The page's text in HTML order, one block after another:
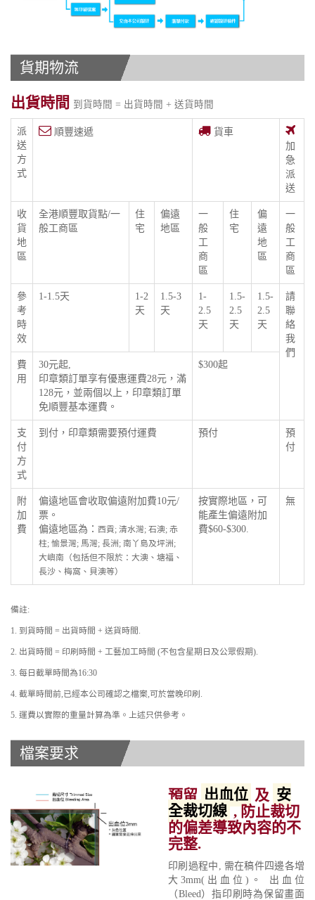
貨期物流
出貨時間 到貨時間 = 出貨時間 + 送貨時間
派
送
方
式
順豐速遞
貨車
加
急
派
送
收
貨
地
區
全港順豐取貨點/一
般工商區
住
宅
偏遠
地區
一
般
工
商
區
住
宅
偏
遠
地
區
一
般
工
商
區
參
考
時
效
1-1.5天
1-2
天
1.5-3
天
1-
2.5
天
1.5-
2.5
天
1.5-
2.5
天
請
聯
絡
我
們
費
用
30元起,
印章類訂單享有優惠運費28元，滿
128元，並兩個以上，印章類訂單
免順豐基本運費。
$300起
支
付
方
式
到付，印章類需要預付運費 預付
預
付
附
加
費
偏遠地區會收取偏遠附加費10元/
票。
偏遠地區為： 西貢; 清水灣; 石澳; 赤
柱; 愉景灣; 馬灣; 長洲; 南丫島及坪洲;
大嶼南（包括但不限於：大澳、塘福、
長沙、梅窩、貝澳等）
按實際地區，可
能產生偏遠附加
費$60-$300.
無
備註:
1. 到貨時間 = 出貨時間 + 送貨時間.
2. 出貨時間 = 印刷時間 + 工藝加工時間 (不包含星期日及公眾假期).
3. 每日截單時間為16:30
4. 截單時間前,已經本公司確認之檔案,可於當晚印刷.
5. 運費以實際的重量計算為準。上述只供參考。
檔案要求
預留 出血位 及 安
全裁切線, 防止裁切
的偏差導致內容的不
完整.
印刷過程中, 需在稿件四邊各增
大3mm(出血位)。 出血位
（Bleed）指印刷時為保留畫面